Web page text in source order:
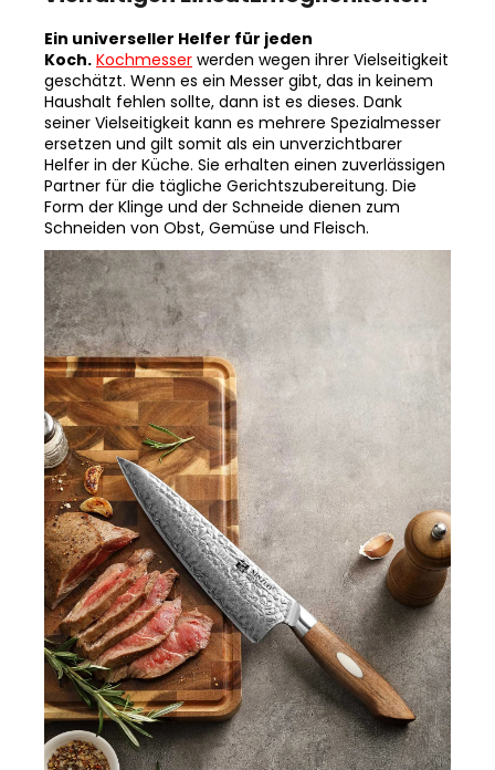
Ein universeller Helfer für jeden
Koch. Kochmesser werden wegen ihrer Vielseitigkeit
geschätzt. Wenn es ein Messer gibt, das in keinem
Haushalt fehlen sollte, dann ist es dieses. Dank
seiner Vielseitigkeit kann es mehrere Spezialmesser
ersetzen und gilt somit als ein unverzichtbarer
Helfer in der Küche. Sie erhalten einen zuverlässigen
Partner für die tägliche Gerichtszubereitung. Die
Form der Klinge und der Schneide dienen zum
Schneiden von Obst, Gemüse und Fleisch.